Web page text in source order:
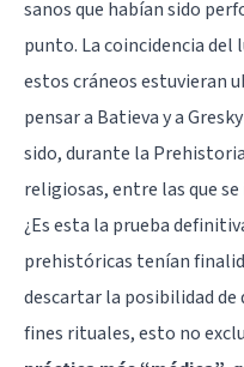
sanos que habían sido
punto. La coincidencia del
estos cráneos estuvieran
pensar a Batieva y a
sido, durante la
religiosas, entre las que
¿Es esta la prueba
prehistóricas tenían
descartar la posibilidad de
fines rituales, esto no